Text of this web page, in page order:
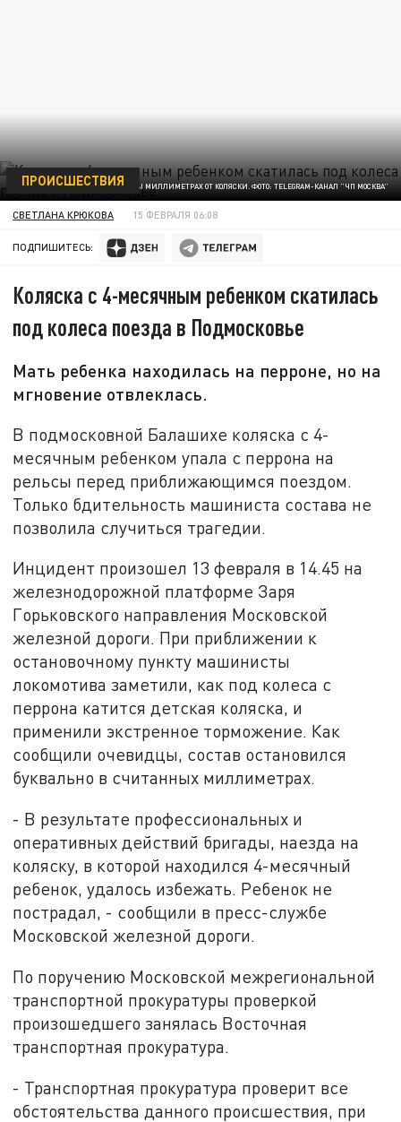
ПОЕЗД ОСТАНОВИЛСЯ С СЧИТАННЫ МИЛЛИМЕТРАХ ОТ КОЛЯСКИ. ФОТО: TELEGRAM-КАНАЛ "ЧП МОСКВА"
ПРОИСШЕСТВИЯ
СВЕТЛАНА КРЮКОВА 15 ФЕВРАЛЯ 06:08
ПОДПИШИТЕСЬ:
Коляска с 4-месячным ребенком скатилась
под колеса поезда в Подмосковье
Мать ребенка находилась на перроне, но на
мгновение отвлеклась.
В подмосковной Балашихе коляска с 4-
месячным ребенком упала с перрона на
рельсы перед приближающимся поездом.
Только бдительность машиниста состава не
позволила случиться трагедии.
Инцидент произошел 13 февраля в 14.45 на
железнодорожной платформе Заря
Горьковского направления Московской
железной дороги. При приближении к
остановочному пункту машинисты
локомотива заметили, как под колеса с
перрона катится детская коляска, и
применили экстренное торможение. Как
сообщили очевидцы, состав остановился
буквально в считанных миллиметрах.
- В результате профессиональных и
оперативных действий бригады, наезда на
коляску, в которой находился 4-месячный
ребенок, удалось избежать. Ребенок не
пострадал, - сообщили в пресс-службе
Московской железной дороги.
По поручению Московской межрегиональной
транспортной прокуратуры проверкой
произошедшего занялась Восточная
транспортная прокуратура.
- Транспортная прокуратура проверит все
обстоятельства данного происшествия, при